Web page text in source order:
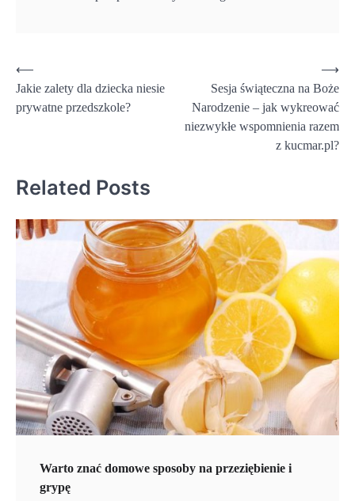
Nawigacja
wpisu
⟵
Jakie zalety dla dziecka niesie
prywatne przedszkole?
Sesja świąteczna na Boże
Narodzenie – jak wykreować
niezwykłe wspomnienia razem
z kucmar.pl?
⟶
Related Posts
Warto znać domowe sposoby na przeziębienie i
grypę